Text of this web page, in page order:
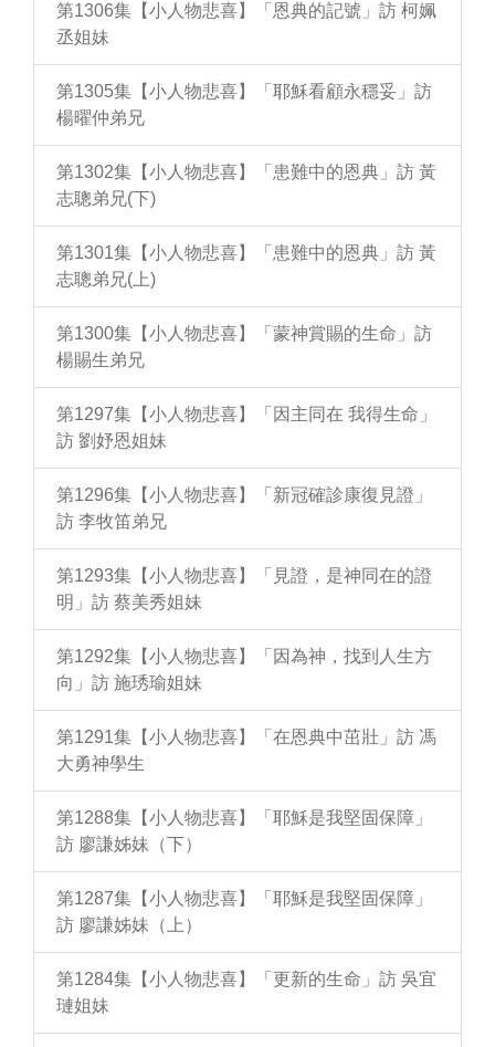
第1306集【小人物悲喜】「恩典的記號」訪 柯姵
丞姐妹
第1305集【小人物悲喜】「耶穌看顧永穩妥」訪
楊曜仲弟兄
第1302集【小人物悲喜】「患難中的恩典」訪 黃
志聰弟兄(下)
第1301集【小人物悲喜】「患難中的恩典」訪 黃
志聰弟兄(上)
第1300集【小人物悲喜】「蒙神賞賜的生命」訪
楊賜生弟兄
第1297集【小人物悲喜】「因主同在 我得生命」
訪 劉妤恩姐妹
第1296集【小人物悲喜】「新冠確診康復見證」
訪 李牧笛弟兄
第1293集【小人物悲喜】「見證，是神同在的證
明」訪 蔡美秀姐妹
第1292集【小人物悲喜】「因為神，找到人生方
向」訪 施琇瑜姐妹
第1291集【小人物悲喜】「在恩典中茁壯」訪 馮
大勇神學生
第1288集【小人物悲喜】「耶穌是我堅固保障」
訪 廖謙姊妹（下）
第1287集【小人物悲喜】「耶穌是我堅固保障」
訪 廖謙姊妹（上）
第1284集【小人物悲喜】「更新的生命」訪 吳宜
璉姐妹